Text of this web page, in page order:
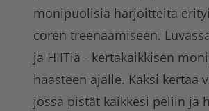
monipuolisia harjoitteita
coren treenaamiseen.
ja HIITiä - kertakaikkisen
haasteen ajalle. Kaksi kertaa
jossa pistät kaikkesi peliin ja